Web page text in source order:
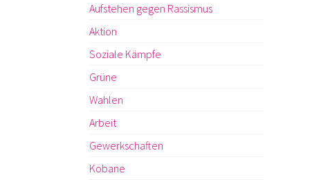
Aufstehen gegen Rassismus
Aktion
Soziale Kämpfe
Grüne
Wahlen
Arbeit
Gewerkschaften
Kobane